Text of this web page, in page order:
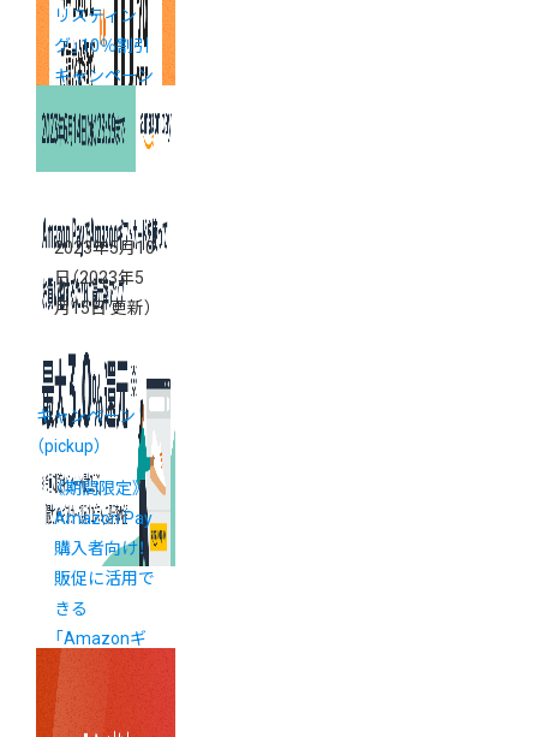
リスティン
グ」10％割引
キャンペーン
2023年5月10
日（2023年5
月15日 更新）
キャンペーン
（pickup）
《期間限定》
Amazon Pay
購入者向け！
販促に活用で
きる
「Amazonギ
フトカード最
大3%還元キ
ャンペーン」